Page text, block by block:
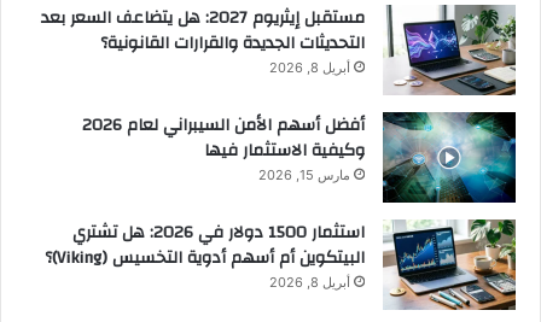
مستقبل إيثريوم 2027: هل يتضاعف السعر بعد
التحديثات الجديدة والقرارات القانونية؟
أبريل 8, 2026
أفضل أسهم الأمن السيبراني لعام 2026
وكيفية الاستثمار فيها
مارس 15, 2026
استثمار 1500 دولار في 2026: هل تشتري
البيتكوين أم أسهم أدوية التخسيس (Viking)؟
أبريل 8, 2026